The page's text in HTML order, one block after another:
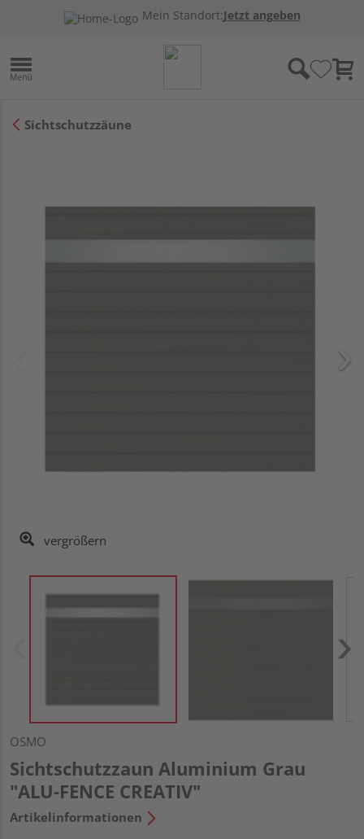
Mein Standort:Jetzt angeben
Sichtschutzzäune
vergrößern
OSMO
Sichtschutzzaun Aluminium Grau
"ALU-FENCE CREATIV"
Artikelinformationen